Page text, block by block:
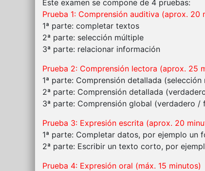
Este examen se compone de 4 pruebas:
Prueba 1: Comprensión auditiva (aprox. 20
1ª parte: completar textos
2ª parte: selección múltiple
3ª parte: relacionar información
Prueba 2: Comprensión lectora (aprox. 25
1ª parte: Comprensión detallada (selección
2ª parte: Comprensión detallada
3ª parte: Comprensión global (verdadero /
Prueba 3: Expresión escrita (aprox. 20
1ª parte: Completar datos, por ejemplo un
2ª parte: Escribir un texto corto, por
Prueba 4: Expresión oral (máx. 15 minutos)